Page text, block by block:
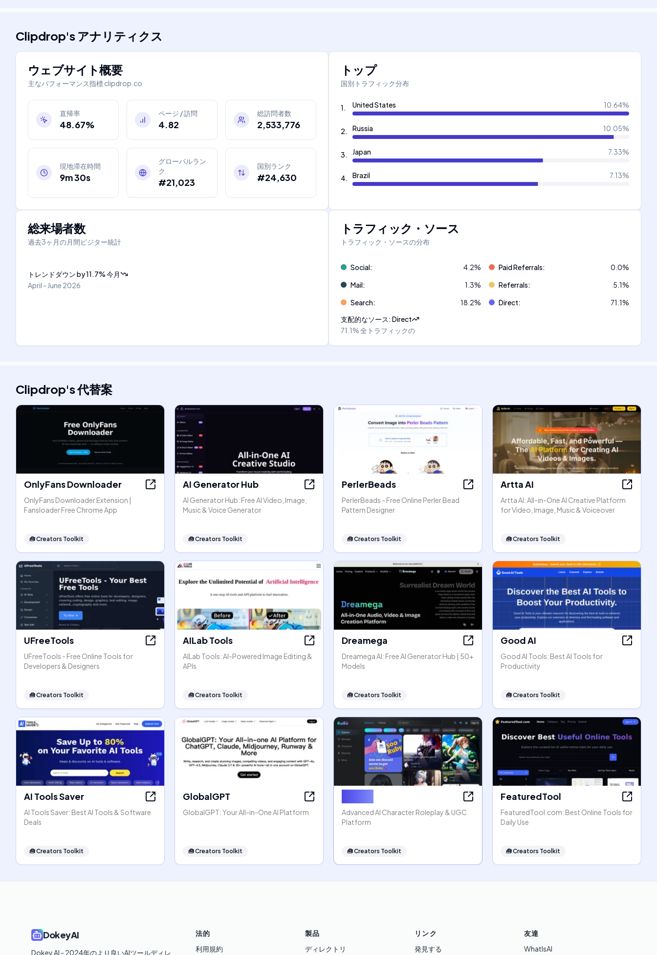
Clipdrop's アナリティクス
ウェブサイト概要
主なパフォーマンス指標clipdrop.co
直帰率
48.67%
ページ / 訪問
4.82
総訪問者数
2,533,776
現地滞在時間
9m 30s
グローバルラン
ク
#21,023
国別ランク
#24,630
トップ
国別トラフィック分布
1. United States 10.64%
2. Russia 10.05%
3. Japan 7.33%
4. Brazil 7.13%
総来場者数
過去3ヶ月の月間ビジター統計
トレンドダウンby11.7%今月
April - June 2026
トラフィック・ソース
トラフィック・ソースの分布
Social: 4.2% Paid Referrals: 0.0%
Mail: 1.3% Referrals: 5.1%
Search: 18.2% Direct: 71.1%
支配的なソース:Direct
71.1%全トラフィックの
Clipdrop's代替案
OnlyFans Downloader
OnlyFans Downloader Extension |
Fansloader Free Chrome App
🧰Creators Toolkit
AI Generator Hub
AI Generator Hub: Free AI Video, Image,
Music & Voice Generator
🧰Creators Toolkit
PerlerBeads
PerlerBeads - Free Online Perler Bead
Pattern Designer
🧰Creators Toolkit
Artta AI
Artta AI: All-in-One AI Creative Platform
for Video, Image, Music & Voiceover
🧰Creators Toolkit
UFreeTools
UFreeTools - Free Online Tools for
Developers & Designers
🧰Creators Toolkit
AILab Tools
AILab Tools: AI-Powered Image Editing &
APIs
🧰Creators Toolkit
Dreamega
Dreamega AI: Free AI Generator Hub | 50+
Models
🧰Creators Toolkit
Good AI
Good AI Tools: Best AI Tools for
Productivity
🧰Creators Toolkit
AI Tools Saver
AI Tools Saver: Best AI Tools & Software
Deals
🧰Creators Toolkit
GlobalGPT
GlobalGPT: Your All-in-One AI Platform
🧰Creators Toolkit
Advanced AI Character Roleplay & UGC
Platform
🧰Creators Toolkit
FeaturedTool
FeaturedTool.com: Best Online Tools for
Daily Use
🧰Creators Toolkit
DokeyAI
Dokey AI - 2024年のより良いAIツールディレ
法的
利用規約
製品
ディレクトリ
リンク
発見する
友達
WhatIsAI